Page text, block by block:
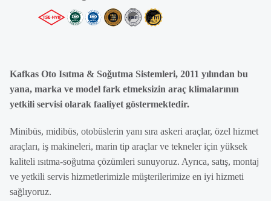
Kafkas Oto Isıtma & Soğutma Sistemleri, 2011 yılından bu
yana, marka ve model fark etmeksizin araç klimalarının
yetkili servisi olarak faaliyet göstermektedir.
Minibüs, midibüs, otobüslerin yanı sıra askeri araçlar, özel hizmet
araçları, iş makineleri, marin tip araçlar ve tekneler için yüksek
kaliteli ısıtma-soğutma çözümleri sunuyoruz. Ayrıca, satış, montaj
ve yetkili servis hizmetlerimizle müşterilerimize en iyi hizmeti
sağlıyoruz.